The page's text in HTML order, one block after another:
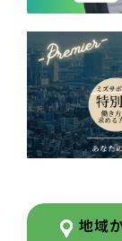
地域